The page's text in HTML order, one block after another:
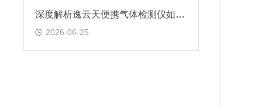
深度解析逸云天便携气体检测仪如何实现高效、精准与安全守护
2026-06-25